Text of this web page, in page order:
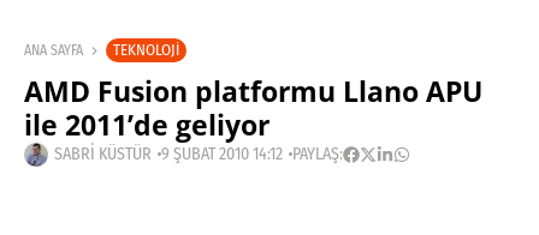
ANA SAYFA TEKNOLOJI
AMD Fusion platformu Llano APU
ile 2011’de geliyor
SABRI KÜSTÜR 9 ŞUBAT 2010 14:12 PAYLAŞ: